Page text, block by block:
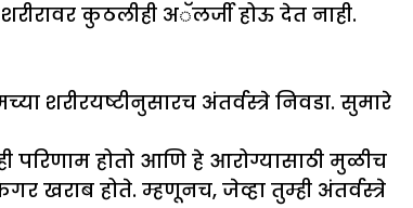
कुठलीही अॅलर्जी होऊ देत नाही.
शरीरयष्टीनुसारच अंतर्वस्त्रे निवडा. सुमारे
परिणाम होतो आणि हे आरोग्यासाठी मुळीच
होते. म्हणूनच, जेव्हा तुम्ही अंतर्वस्त्रे